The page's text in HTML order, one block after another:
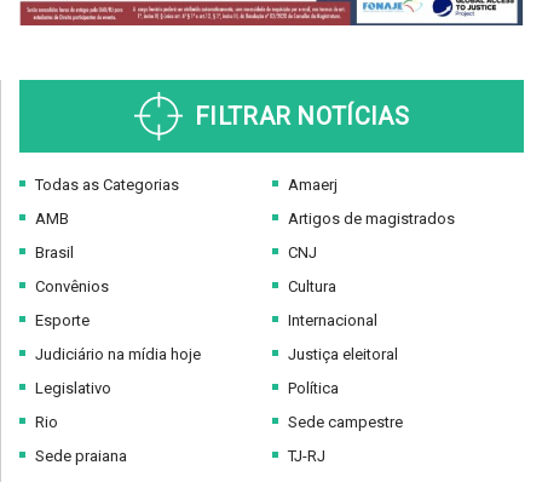
FILTRAR NOTÍCIAS
Todas as Categorias
AMB
Brasil
Convênios
Esporte
Judiciário na mídia hoje
Legislativo
Rio
Sede praiana
Amaerj
Artigos de magistrados
CNJ
Cultura
Internacional
Justiça eleitoral
Política
Sede campestre
TJ-RJ